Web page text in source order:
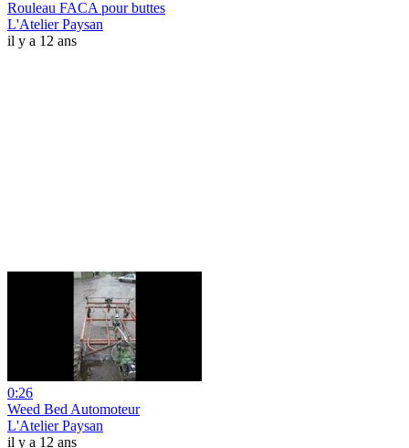
Rouleau FACA pour buttes
L'Atelier Paysan
il y a 12 ans
0:26
Weed Bed Automoteur
L'Atelier Paysan
il y a 12 ans